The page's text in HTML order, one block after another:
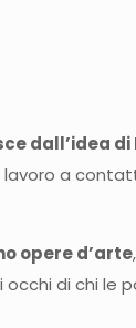
dall’idea di
lavoro a
opere d’arte
di chi le